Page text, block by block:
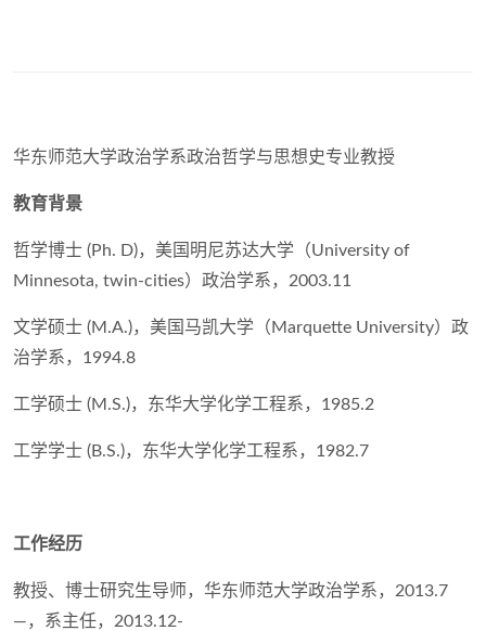
华东师范大学政治学系政治哲学与思想史专业教授
教育背景
哲学博士 (Ph. D)，美国明尼苏达大学（University of
Minnesota, twin-cities）政治学系，2003.11
文学硕士 (M.A.)，美国马凯大学（Marquette University）政
治学系，1994.8
工学硕士 (M.S.)，东华大学化学工程系，1985.2
工学学士 (B.S.)，东华大学化学工程系，1982.7
工作经历
教授、博士研究生导师，华东师范大学政治学系，2013.7
—，系主任，2013.12-